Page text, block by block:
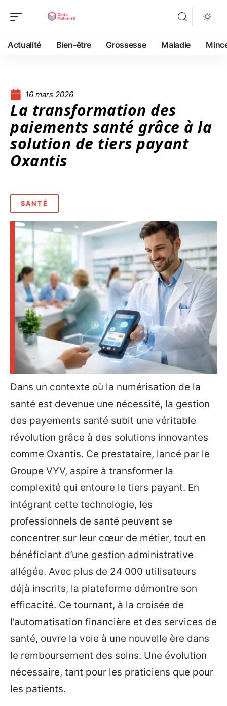
Actualité Bien-être Grossesse Maladie
16 mars 2026
La transformation des
paiements santé grâce à la
solution de tiers payant
Oxantis
SANTÉ
Dans un contexte où la numérisation de la
santé est devenue une nécessité, la gestion
des payements santé subit une véritable
révolution grâce à des solutions innovantes
comme Oxantis. Ce prestataire, lancé par le
Groupe VYV, aspire à transformer la
complexité qui entoure le tiers payant. En
intégrant cette technologie, les
professionnels de santé peuvent se
concentrer sur leur cœur de métier, tout en
bénéficiant d’une gestion administrative
allégée. Avec plus de 24 000 utilisateurs
déjà inscrits, la plateforme démontre son
efficacité. Ce tournant, à la croisée de
l’automatisation financière et des services de
santé, ouvre la voie à une nouvelle ère dans
le remboursement des soins. Une évolution
nécessaire, tant pour les praticiens que pour
les patients.